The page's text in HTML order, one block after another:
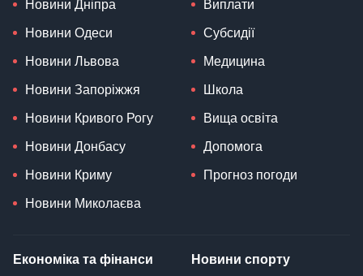
Новини Дніпра
Новини Одеси
Новини Львова
Новини Запоріжжя
Новини Кривого Рогу
Новини Донбасу
Новини Криму
Новини Миколаєва
Виплати
Субсидії
Медицина
Школа
Вища освіта
Допомога
Прогноз погоди
Економіка та фінанси Новини спорту